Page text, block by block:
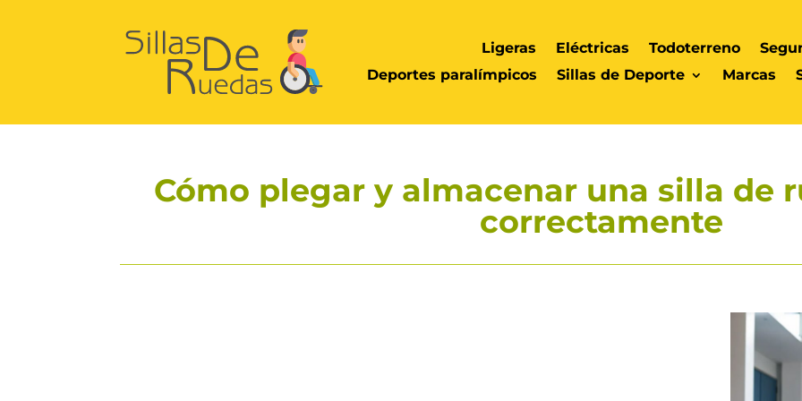
Ligeras Eléctricas Todoterreno
Deportes paralímpicos
Sillas de Deporte Marcas
Cómo plegar y almacenar una silla de
correctamente